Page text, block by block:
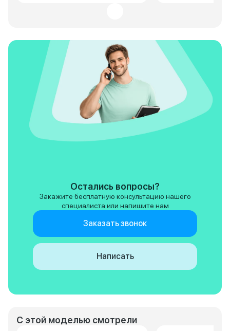
активного
нужен надежный и
вместительный
поездок на
задачи
С этой моделью смотрели
Остались вопросы?
Закажите бесплатную консультацию нашего
специалиста или напишите нам
Заказать звонок
Написать